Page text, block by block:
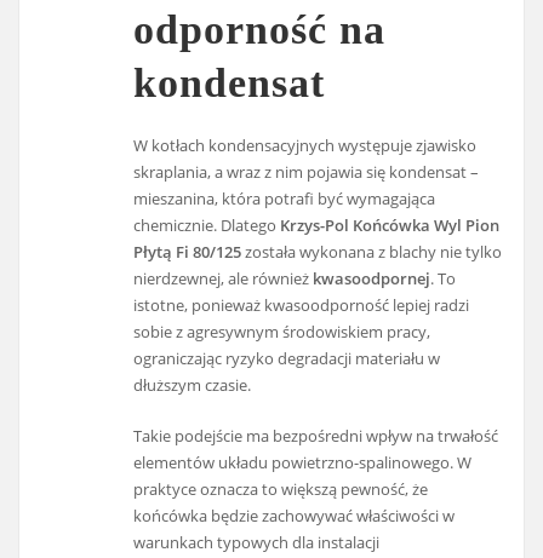
odporność na
kondensat
W kotłach kondensacyjnych występuje zjawisko
skraplania, a wraz z nim pojawia się kondensat –
mieszanina, która potrafi być wymagająca
chemicznie. Dlatego Krzys-Pol Końcówka Wyl Pion
Płytą Fi 80/125została wykonana z blachy nie tylko
nierdzewnej, ale również kwasoodpornej. To
istotne, ponieważ kwasoodporność lepiej radzi
sobie z agresywnym środowiskiem pracy,
ograniczając ryzyko degradacji materiału w
dłuższym czasie.
Takie podejście ma bezpośredni wpływ na trwałość
elementów układu powietrzno-spalinowego. W
praktyce oznacza to większą pewność, że
końcówka będzie zachowywać właściwości w
warunkach typowych dla instalacji